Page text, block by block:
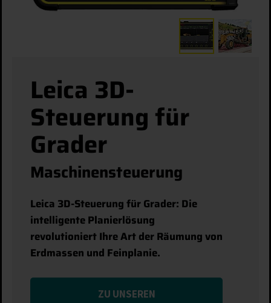
Leica 3D-
Steuerung für
Grader
Maschinensteuerung
Leica 3D-Steuerung für Grader: Die
intelligente Planierlösung
revolutioniert Ihre Art der Räumung von
Erdmassen und Feinplanie.
ZU UNSEREN